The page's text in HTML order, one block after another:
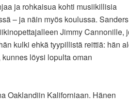
ja rohkaisua kohti musiikillisia
– ja näin myös koulussa.
Jimmy Cannonille,
kulki ehkä tyypillistä reittiä: hän
löysi lopulta oman
Oaklandiin Kaliforniaan. Hänen